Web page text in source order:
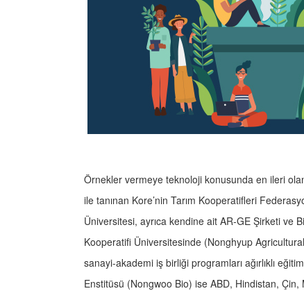
Örnekler vermeye teknoloji konusunda en ileri
ile tanınan Kore’nin Tarım Kooperatifleri
Üniversitesi, ayrıca kendine ait AR-GE Şirketi ve
Kooperatifi Üniversitesinde (Nonghyup
sanayi-akademi iş birliği programları ağırlıklı
Enstitüsü (Nongwoo Bio) ise ABD, Hindistan,